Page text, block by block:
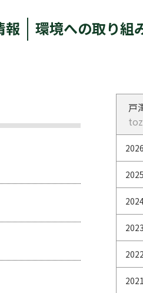
報 環境への取り組
戸